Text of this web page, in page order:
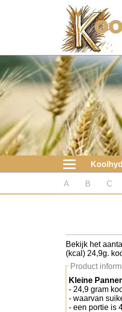
Koolhydraten
Nieuws
Koolhydraatarme diëten
Boeken
koolhydraatarme diëten
Diabetes test
Koolhydraten tellen
A B C
Bekijk het
(kcal) 24,9g.
Product
Kleine
- 24,9 gram
- waarvan
- een portie is